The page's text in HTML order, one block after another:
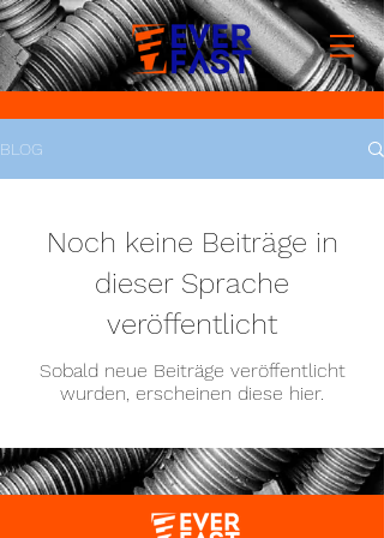
BLOG
Noch keine Beiträge in
dieser Sprache
veröffentlicht
Sobald neue Beiträge veröffentlicht
wurden, erscheinen diese hier.